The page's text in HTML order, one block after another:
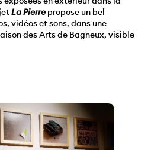
La Pierrepropose un bel
vidéos et sons, dans une
des Arts de Bagneux, visible